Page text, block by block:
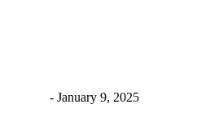
- January 9, 2025